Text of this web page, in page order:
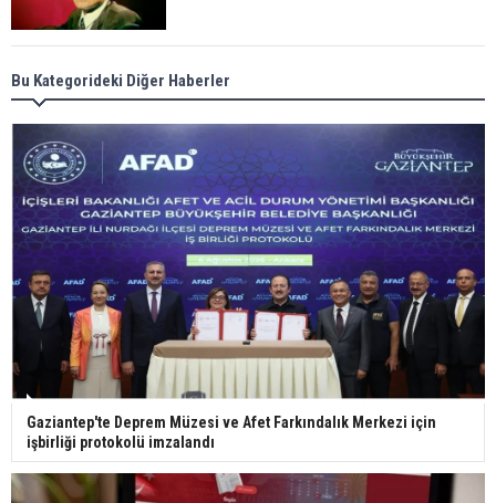
Meral Akşener ile Müsavat Dervişoğlu cenazede
görüntülendi
29 Mayıs okullar tatil mi?
Bilim kurgu gerçekleşiyor... Dondurulmuş
insanları hayata döndürecek keşif
Ünlü türkücü Mahmut Tuncer estetik operasyon
geçirdi: Son hali gündem oldu
Bu Kategorideki Diğer Haberler
Gaziantep'te Deprem Müzesi ve Afet Farkındalık Merkezi için
işbirliği protokolü imzalandı